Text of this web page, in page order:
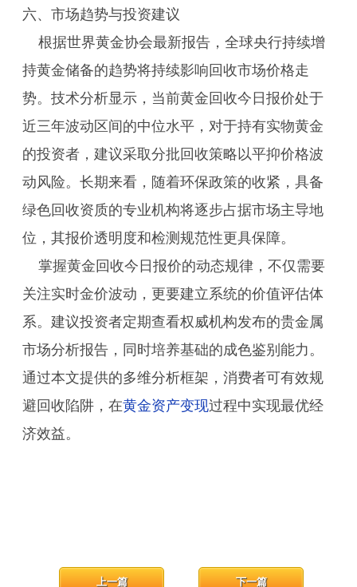
六、市场趋势与投资建议
根据世界黄金协会最新报告，全球央行持续增
持黄金储备的趋势将持续影响回收市场价格走
势。技术分析显示，当前黄金回收今日报价处于
近三年波动区间的中位水平，对于持有实物黄金
的投资者，建议采取分批回收策略以平抑价格波
动风险。长期来看，随着环保政策的收紧，具备
绿色回收资质的专业机构将逐步占据市场主导地
位，其报价透明度和检测规范性更具保障。
掌握黄金回收今日报价的动态规律，不仅需要
关注实时金价波动，更要建立系统的价值评估体
系。建议投资者定期查看权威机构发布的贵金属
市场分析报告，同时培养基础的成色鉴别能力。
通过本文提供的多维分析框架，消费者可有效规
避回收陷阱，在黄金资产变现过程中实现最优经
济效益。
下一篇
上一篇